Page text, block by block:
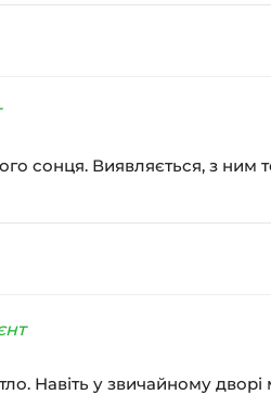
сонця. Виявляється, з ним
Навіть у звичайному